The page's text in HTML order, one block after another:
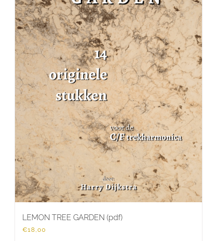
LEMON TREE GARDEN (pdf)
€18,00